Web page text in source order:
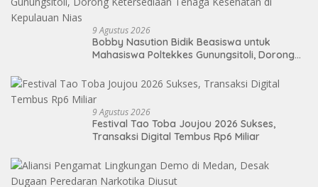
9 Agustus 2026
Bobby Nasution Bidik Beasiswa untuk
Mahasiswa Poltekkes Gunungsitoli, Dorong
Kepulauan Nias
9 Agustus 2026
Festival Tao Toba Joujou 2026 Sukses,
Transaksi Digital Tembus Rp6 Miliar